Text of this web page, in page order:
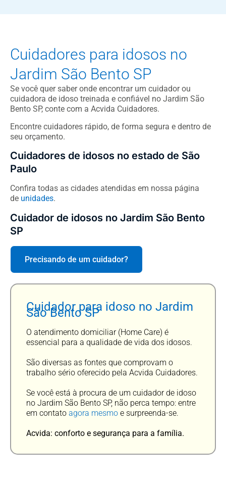
Cuidadores para idosos no
Jardim São Bento SP
Se você quer saber onde encontrar um cuidador ou
cuidadora de idoso treinada e confiável no Jardim São
Bento SP, conte com a Acvida Cuidadores.
Encontre cuidadores rápido, de forma segura e dentro de
seu orçamento.
Cuidadores de idosos no estado de São
Paulo
Confira todas as cidades atendidas em nossa página
de unidades.
Cuidador de idosos no Jardim São Bento
SP
Precisando de um cuidador?
Cuidador para idoso no Jardim
São Bento SP
O atendimento domiciliar (Home Care) é
essencial para a qualidade de vida dos idosos.
São diversas as fontes que comprovam o
trabalho sério oferecido pela Acvida Cuidadores.
Se você está à procura de um cuidador de idoso
no Jardim São Bento SP, não perca tempo: entre
em contato agora mesmo e surpreenda-se.
Acvida: conforto e segurança para a família.